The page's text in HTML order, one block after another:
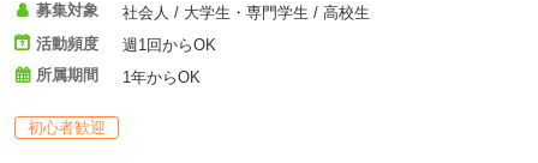
募集対象
社会人 / 大学生・専門学生 / 高校生
活動頻度
週1回からOK
所属期間
1年からOK
初心者歓迎